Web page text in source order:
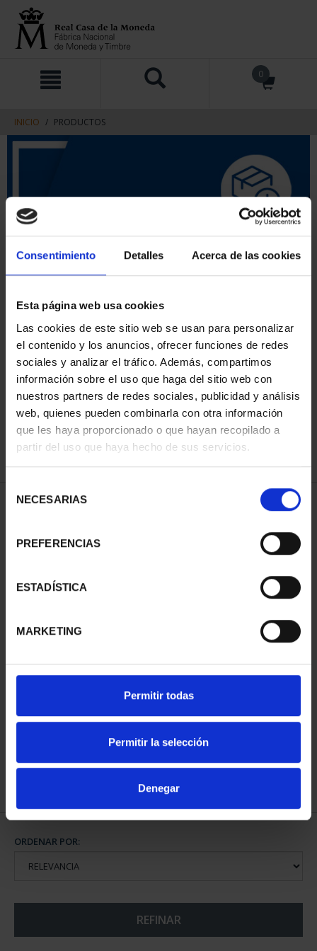
Consentimiento Detalles Acerca de las cookies
Esta página web usa cookies
Las cookies de este sitio web se usan para personalizar
el contenido y los anuncios, ofrecer funciones de redes
sociales y analizar el tráfico. Además, compartimos
información sobre el uso que haga del sitio web con
nuestros partners de redes sociales, publicidad y análisis
web, quienes pueden combinarla con otra información
que les haya proporcionado o que hayan recopilado a
partir del uso que haya hecho de sus servicios.
NECESARIAS
PREFERENCIAS
ESTADÍSTICA
MARKETING
Permitir todas
Permitir la selección
Denegar
contenido
navegacin
0
INICIO PRODUCTOS
ORDENAR POR:
REFINAR
1 Productos encontrados
CAPITALES ESPAÑOLAS
73,00 €
ORDENAR POR:
REFINAR